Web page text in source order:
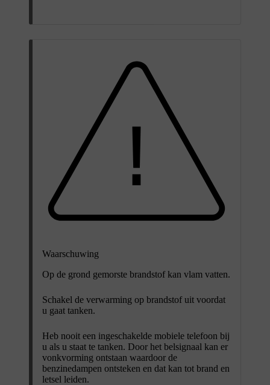
Waarschuwing
Op de grond gemorste brandstof kan vlam vatten.
Schakel de verwarming op brandstof uit voordat
u gaat tanken.
Heb nooit een ingeschakelde mobiele telefoon bij
u als u staat te tanken. Door het belsignaal kan er
vonkvorming ontstaan waardoor de
benzinedampen ontsteken en dat kan tot brand en
letsel leiden.